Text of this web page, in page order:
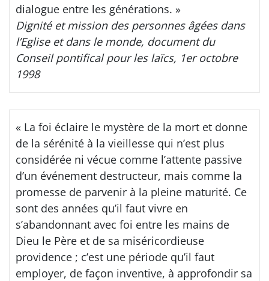
dialogue entre les générations. »
Dignité et mission des personnes âgées dans
l’Eglise et dans le monde, document du
Conseil pontifical pour les laïcs, 1er octobre
1998
« La foi éclaire le mystère de la mort et donne
de la sérénité à la vieillesse qui n’est plus
considérée ni vécue comme l’attente passive
d’un événement destructeur, mais comme la
promesse de parvenir à la pleine maturité. Ce
sont des années qu’il faut vivre en
s’abandonnant avec foi entre les mains de
Dieu le Père et de sa miséricordieuse
providence ; c’est une période qu’il faut
employer, de façon inventive, à approfondir sa